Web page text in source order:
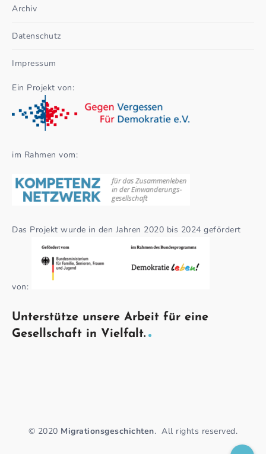
Archiv
Datenschutz
Impressum
Ein Projekt von:
im Rahmen vom:
Das Projekt wurde in den Jahren 2020 bis 2024 gefördert
von:
Unterstütze unsere Arbeit für eine
Gesellschaft in Vielfalt.
© 2020 Migrationsgeschichten.All rights reserved.